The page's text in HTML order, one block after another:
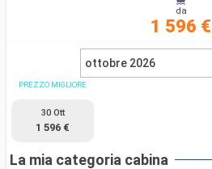
da
1 596 €
ottobre 2026
PREZZO MIGLIORE
30 Ott
1 596 €
La mia categoria cabina
Ricerca